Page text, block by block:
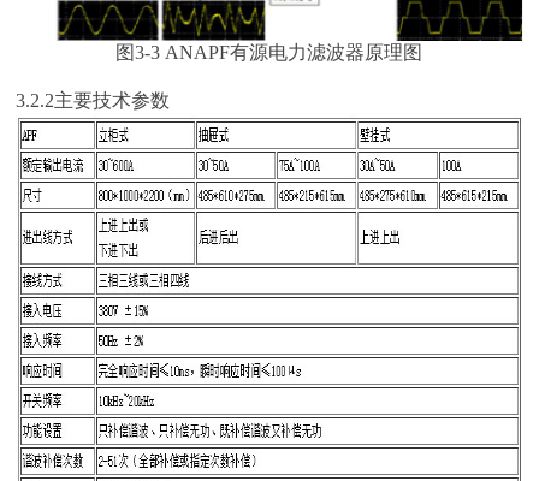
图3-3 ANAPF有源电力滤波器原理图
3.2.2主要技术参数